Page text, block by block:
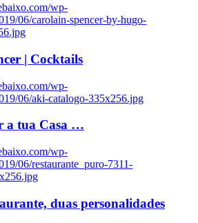
wp-
06/carolain-spencer-by-hugo-
| Cocktails
wp-
06/aki-catalogo-335x256.jpg
a tua Casa …
wp-
06/restaurante_puro-7311-
duas personalidades